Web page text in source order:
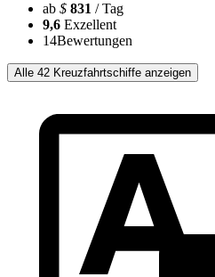
ab $ 831 / Tag
9,6 Exzellent
14Bewertungen
Alle 42 Kreuzfahrtschiffe anzeigen